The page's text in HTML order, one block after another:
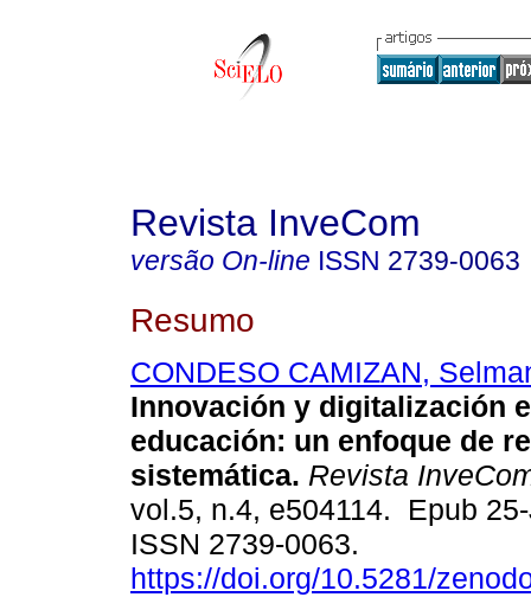
Revista InveCom
versão On-line ISSN 2739-0063
Resumo
CONDESO CAMIZAN,
Innovación y digitalización
educación: un enfoque de
sistemática. Revista
vol.5, n.4, e504114. Epub
ISSN 2739-0063.
https://doi.org/10.5281/